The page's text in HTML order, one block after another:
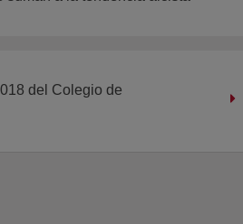
del Colegio de